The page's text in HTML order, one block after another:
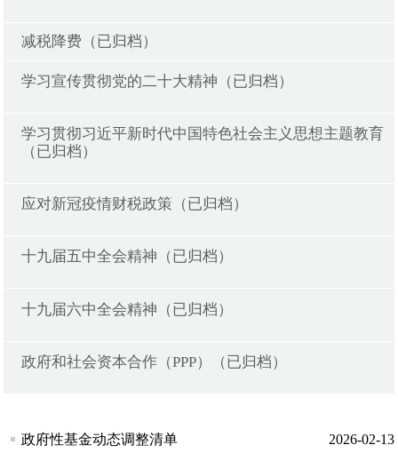
减税降费（已归档）
学习宣传贯彻党的二十大精神（已归档）
学习贯彻习近平新时代中国特色社会主义思想主题教育
（已归档）
应对新冠疫情财税政策（已归档）
十九届五中全会精神（已归档）
十九届六中全会精神（已归档）
政府和社会资本合作（PPP）（已归档）
2026-02-13
政府性基金动态调整清单